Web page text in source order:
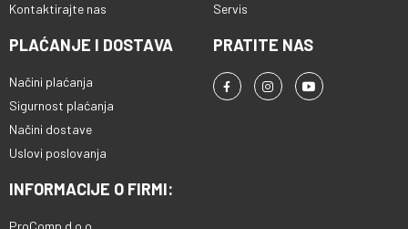
Kontaktirajte nas
Servis
PLAĆANJE I DOSTAVA
Načini plaćanja
Sigurnost plaćanja
Načini dostave
Uslovi poslovanja
PRATITE NAS
INFORMACIJE O FIRMI: